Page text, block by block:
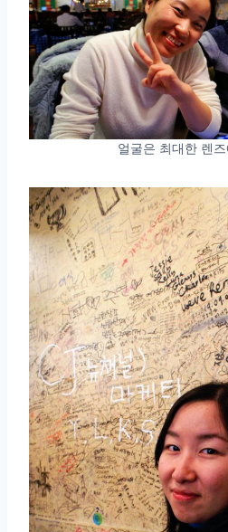
얼굴은 최대한 렌